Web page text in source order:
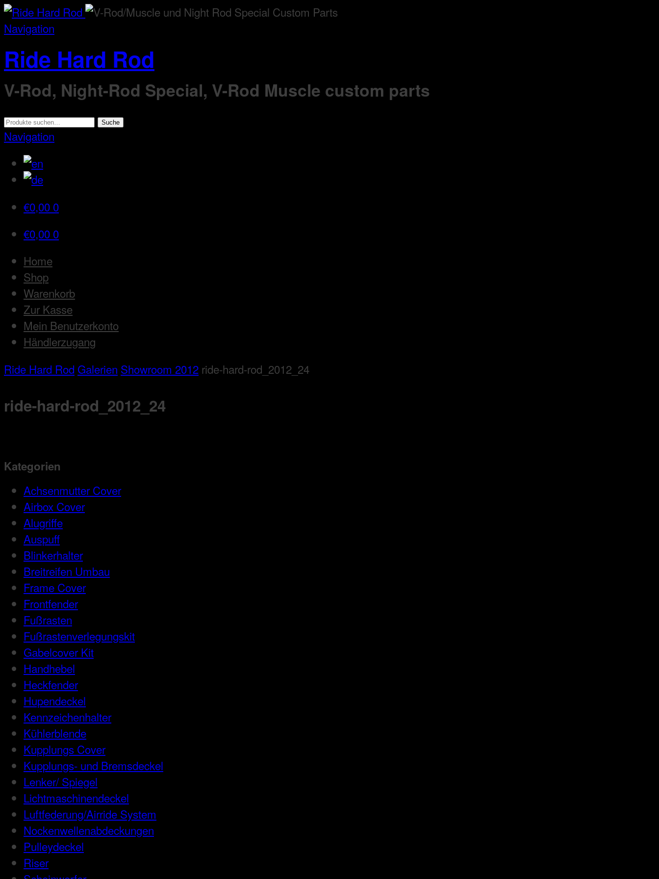
Navigation
Ride Hard Rod
V-Rod, Night-Rod Special, V-Rod Muscle custom parts
Suche
nach:
Suche
Navigation
€0,00 0
€0,00 0
Home
Shop
Warenkorb
Zur Kasse
Mein Benutzerkonto
Händlerzugang
Ride Hard Rod Galerien Showroom 2012 ride-hard-rod_2012_24
ride-hard-rod_2012_24
Kategorien
Achsenmutter Cover
Airbox Cover
Alugriffe
Auspuff
Blinkerhalter
Breitreifen Umbau
Frame Cover
Frontfender
Fußrasten
Fußrastenverlegungskit
Gabelcover Kit
Handhebel
Heckfender
Hupendeckel
Kennzeichenhalter
Kühlerblende
Kupplungs Cover
Kupplungs- und Bremsdeckel
Lenker/ Spiegel
Lichtmaschinendeckel
Luftfederung/Airride System
Nockenwellenabdeckungen
Pulleydeckel
Riser